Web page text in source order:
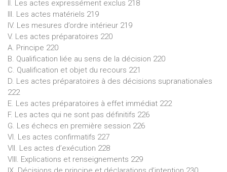
II. Les actes expressément exclus 218
III. Les actes matériels 219
IV. Les mesures d’ordre intérieur 219
V. Les actes préparatoires 220
A. Principe 220
B. Qualification liée au sens de la décision 220
C. Qualification et objet du recours 221
D. Les actes préparatoires à des décisions supranationales
222
E. Les actes préparatoires à effet immédiat 222
F. Les actes qui ne sont pas définitifs 226
G. Les échecs en première session 226
VI. Les actes confirmatifs 227
VII. Les actes d’exécution 228
VIII. Explications et renseignements 229